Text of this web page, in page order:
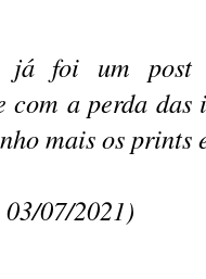
foi um post
com a perda das
mais os prints
07/2021)